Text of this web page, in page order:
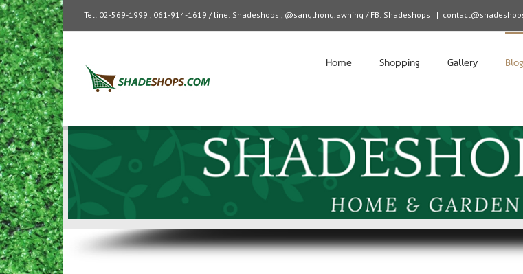
Tel: 02-569-1999 , 061-914-1619 / line: Shadeshops , @sangthong.awning / FB: Shadeshops |
Home Shopping Gallery Blog